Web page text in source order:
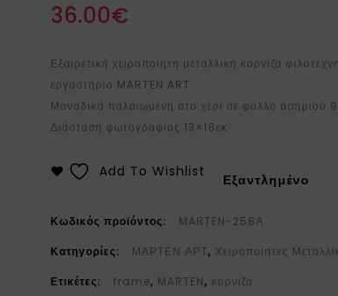
36.00€
Εξαιρετική χειροποίητη μεταλλική κορνίζα
εργαστήριο MARTEN ART.
Μοναδικά παλαιωμένη στο χέρι σε φύλλο ασημιού
Διάσταση φωτογραφίας 13×18εκ
Εξαντλημένο
Add To Wishlist
Κωδικός προϊόντος:
MARTEN-258Α
Κατηγορίες:
ΜΑΡΤΕΝ ΑΡΤ, Χειροποίητες
Ετικέτες:
frame, MARTEN, κορνιζα